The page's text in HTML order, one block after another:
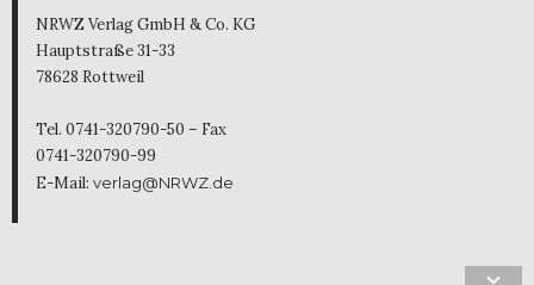
NRWZ Verlag GmbH & Co. KG
Hauptstraße 31-33
78628 Rottweil
Tel. 0741-320790-50 – Fax
0741-320790-99
E-Mail: verlag@NRWZ.de